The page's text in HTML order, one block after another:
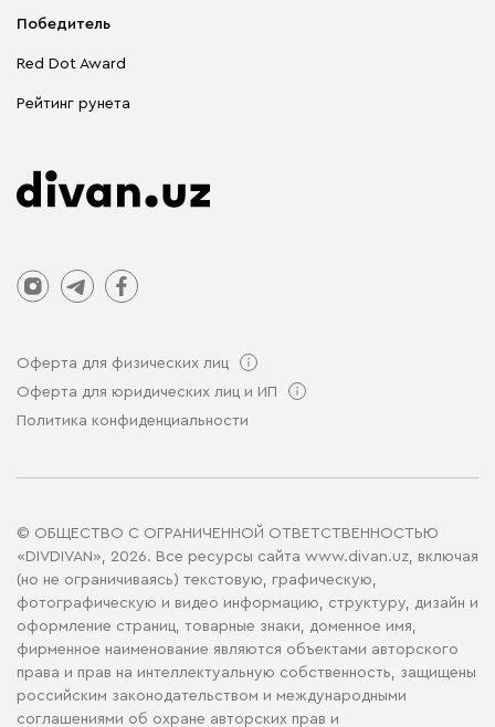
Корпусная мебель
Столы и стулья
Победитель
Red Dot Award
Рейтинг рунета
Оферта для физических лиц
Оферта для юридических лиц и ИП
Политика конфиденциальности
© ОБЩЕСТВО С ОГРАНИЧЕННОЙ ОТВЕТСТВЕННОСТЬЮ
«DIVDIVAN», 2026. Все ресурсы сайта www.divan.uz, включая
(но не ограничиваясь) текстовую, графическую,
фотографическую и видео информацию, структуру, дизайн и
оформление страниц, товарные знаки, доменное имя,
фирменное наименование являются объектами авторского
права и прав на интеллектуальную собственность, защищены
российским законодательством и международными
соглашениями об охране авторских прав и